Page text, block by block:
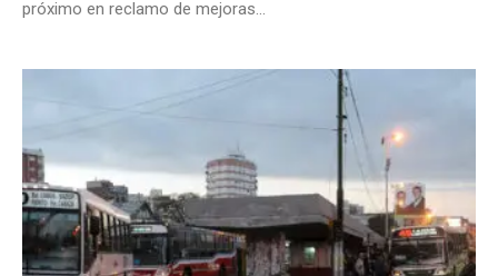
próximo en reclamo de mejoras...